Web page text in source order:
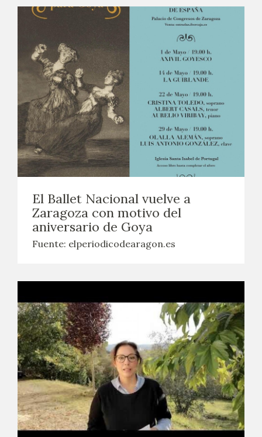
El Ballet Nacional vuelve a
Zaragoza con motivo del
aniversario de Goya
Fuente: elperiodicodearagon.es